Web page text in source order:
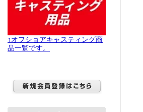
↑オフショアキャスティング商
品一覧です。